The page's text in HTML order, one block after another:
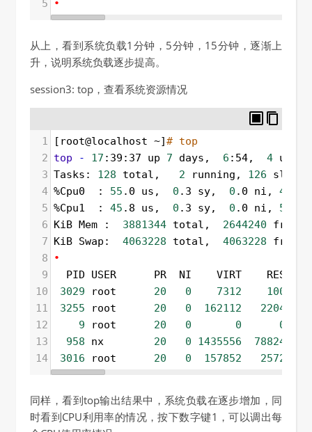
5
•
从上，看到系统负载1分钟，5分钟，15分钟，逐渐上
升，说明系统负载逐步提高。
session3: top，查看系统资源情况
1 [root@localhost ~]# top
2 top - 17 :39:37 up 7 days, 6 :54, 4
3 Tasks: 128 total, 2 running, 126
4 %Cpu0  : 55 .0 us, 0 .3 sy, 0 .0 ni, 44
5 %Cpu1  : 45 .8 us, 0 .3 sy, 0 .0 ni, 53
6 KiB Mem : 3881344 total, 2644240
7 KiB Swap: 4063228 total, 4063228
8
•
9
PID USER      PR  NI    VIRT    RES
10
3029 root 20 0 7312
100
11
3255 root 20 0 162112 2204
12
9 root 20 0 0
0
13
958 nx 20 0 1435556 78824
14
3016 root 20 0 157852 2572
同样，看到top输出结果中，系统负载在逐步增加，同
时看到CPU利用率的情况，按下数字键1，可以调出每